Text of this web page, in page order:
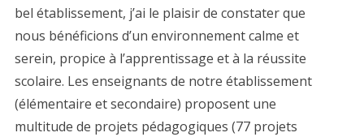
bel établissement, j’ai le plaisir de constater que
nous bénéficions d’un environnement calme et
serein, propice à l’apprentissage et à la réussite
scolaire. Les enseignants de notre établissement
(élémentaire et secondaire) proposent une
multitude de projets pédagogiques (77 projets